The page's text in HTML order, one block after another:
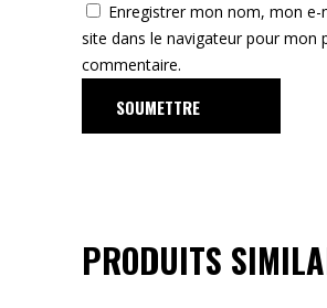
Enregistrer mon nom, mon
site dans le navigateur pour mon
commentaire.
PRODUITS